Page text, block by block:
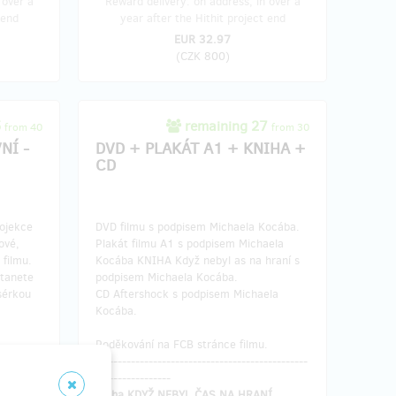
EUR 32.97
(CZK 800)
from 40
-
remaining 27 from 30
DVD + PLAKÁT A1 + KNIHA +
CD
DVD filmu s podpisem Michaela Kocába.
Plakát filmu A1 s podpisem Michaela
Kocába KNIHA Když nebyl as na hraní s
podpisem Michaela Kocába.
CD Aftershock s podpisem Michaela
Kocába.
Poděkování na FCB stránce filmu.
------------------------------------------------
-----------------